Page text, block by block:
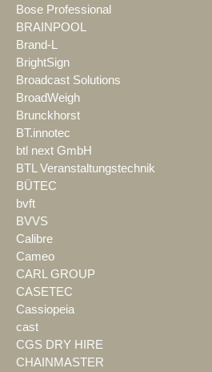
Bose Professional
BRAINPOOL
Brand-L
BrightSign
Broadcast Solutions
BroadWeigh
Brunckhorst
BT.innotec
btl next GmbH
BTL Veranstaltungstechnik
BÜTEC
bvft
BVVS
Calibre
Cameo
CARL GROUP
CASETEC
Cassiopeia
cast
CGS DRY HIRE
CHAINMASTER